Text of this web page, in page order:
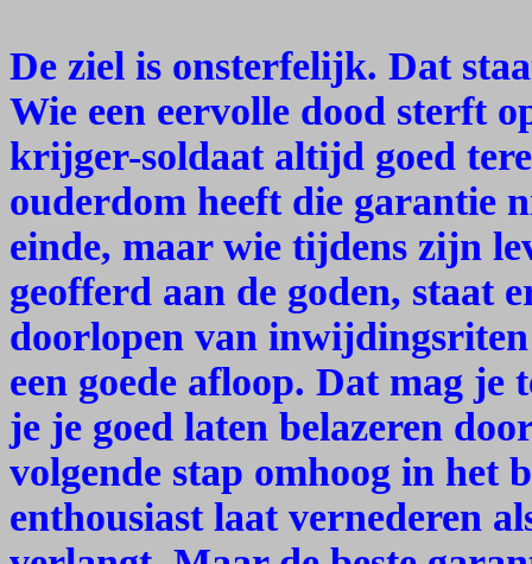
De ziel is onsterfelijk. Dat
Wie een eervolle dood sterft
krijger-soldaat altijd goed
ouderdom heeft die garantie
einde, maar wie tijdens zijn
geofferd aan de goden, staat
doorlopen van
een goede afloop. Dat mag je
je je goed laten belazeren
volgende stap omhoog in het
enthousiast laat vernederen